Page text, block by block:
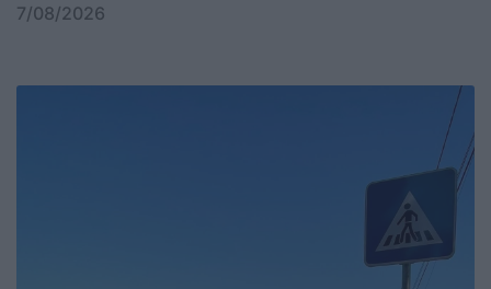
7/08/2026